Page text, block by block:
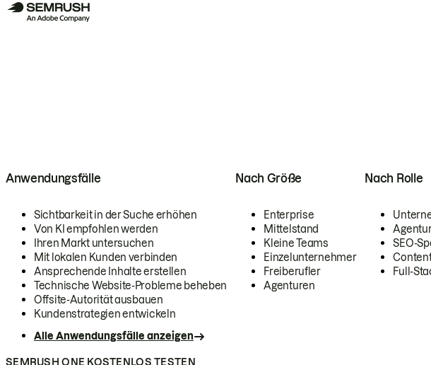
Anwendungsfälle
Sichtbarkeit in der Suche erhöhen
Von KI empfohlen werden
Ihren Markt untersuchen
Mit lokalen Kunden verbinden
Ansprechende Inhalte erstellen
Technische Website-Probleme beheben
Offsite-Autorität ausbauen
Kundenstrategien entwickeln
Alle Anwendungsfälle anzeigen
Nach Größe
Enterprise
Mittelstand
Kleine Teams
Einzelunternehmer
Freiberufler
Agenturen
Nach Rolle
SEO-
Full-
SEMRUSH ONE KOSTENLOS TESTEN